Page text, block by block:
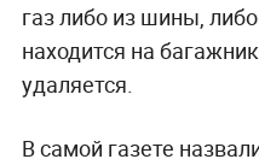
газ либо из шины,
находится на
удаляется.
В самой газете